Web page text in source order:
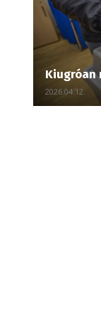
Kiugróan
2026.04.12.